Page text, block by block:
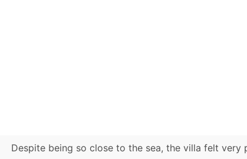
Despite being so close to the sea, the villa felt very